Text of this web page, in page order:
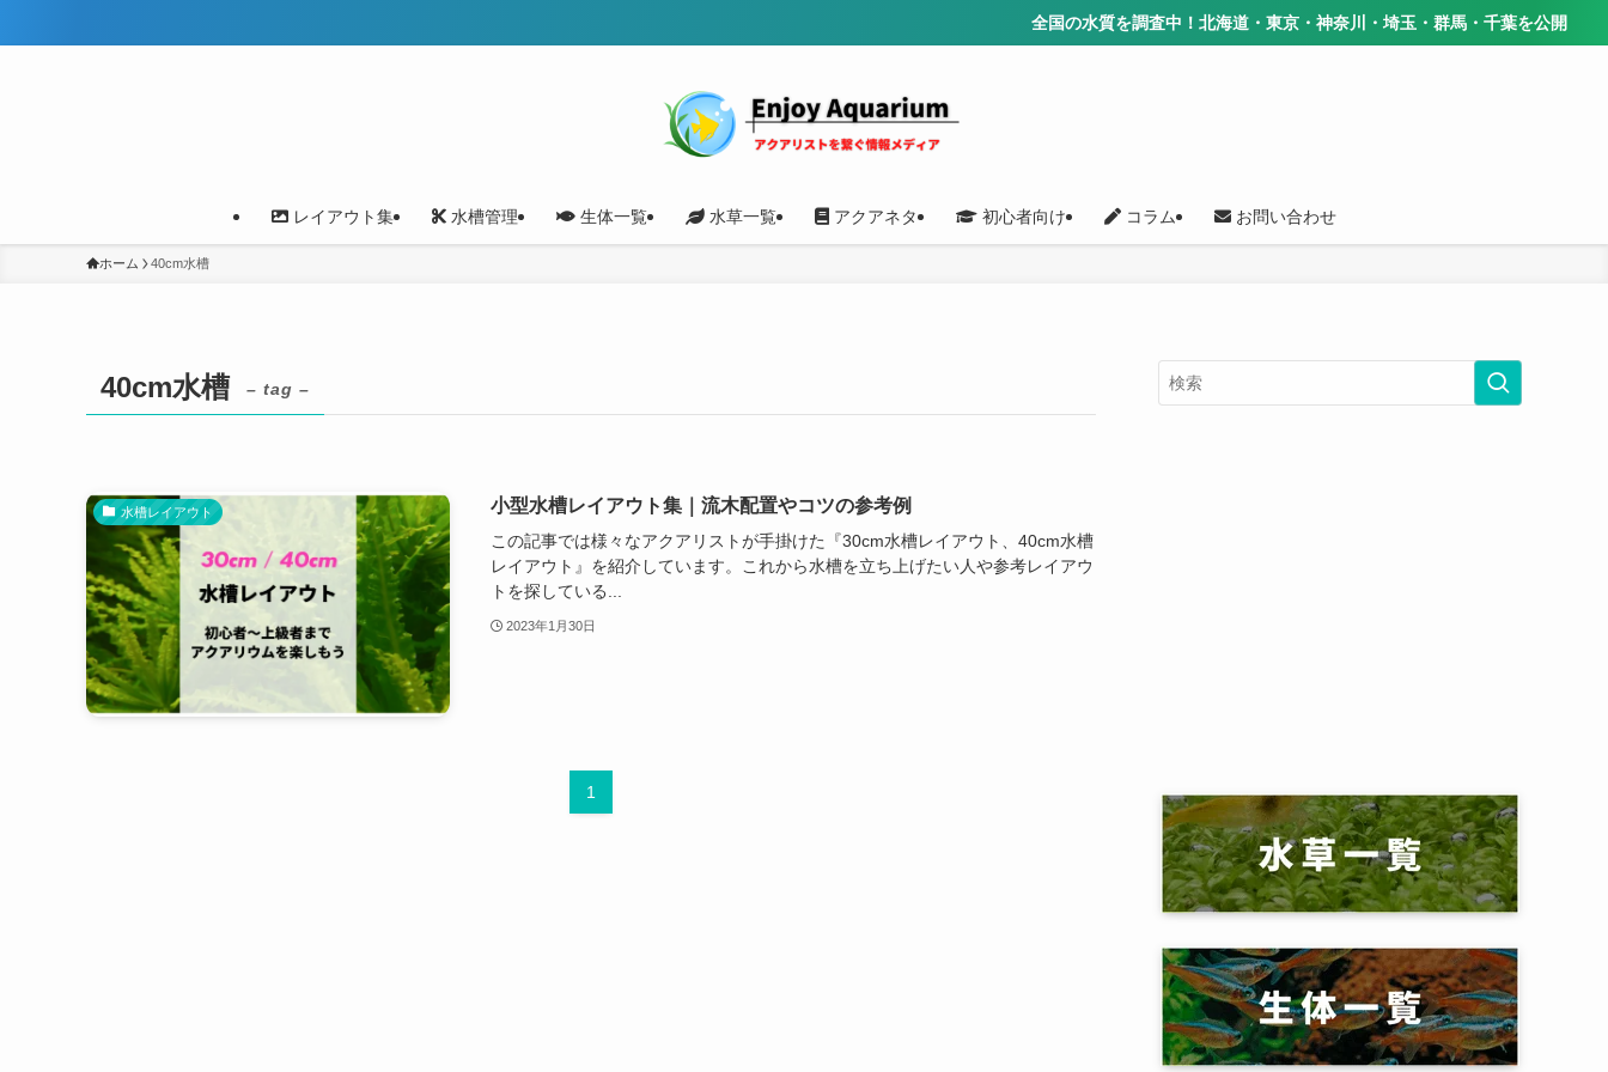
全国の水質を調査中！北海道・東京・神奈川・埼玉・群馬・千葉を公開
レイアウト集 水槽管理 生体一覧 水草一覧 アクアネタ 初心者向け コラム お問い合わせ
ホーム 40cm水槽
40cm水槽 – tag –
水槽レイアウト 小型水槽レイアウト集｜流木配置やコツの参考例
この記事では様々なアクアリストが手掛けた『30cm水槽レイアウト、40cm水槽
レイアウト』を紹介しています。これから水槽を立ち上げたい人や参考レイアウ
トを探している...
2023年1月30日
1